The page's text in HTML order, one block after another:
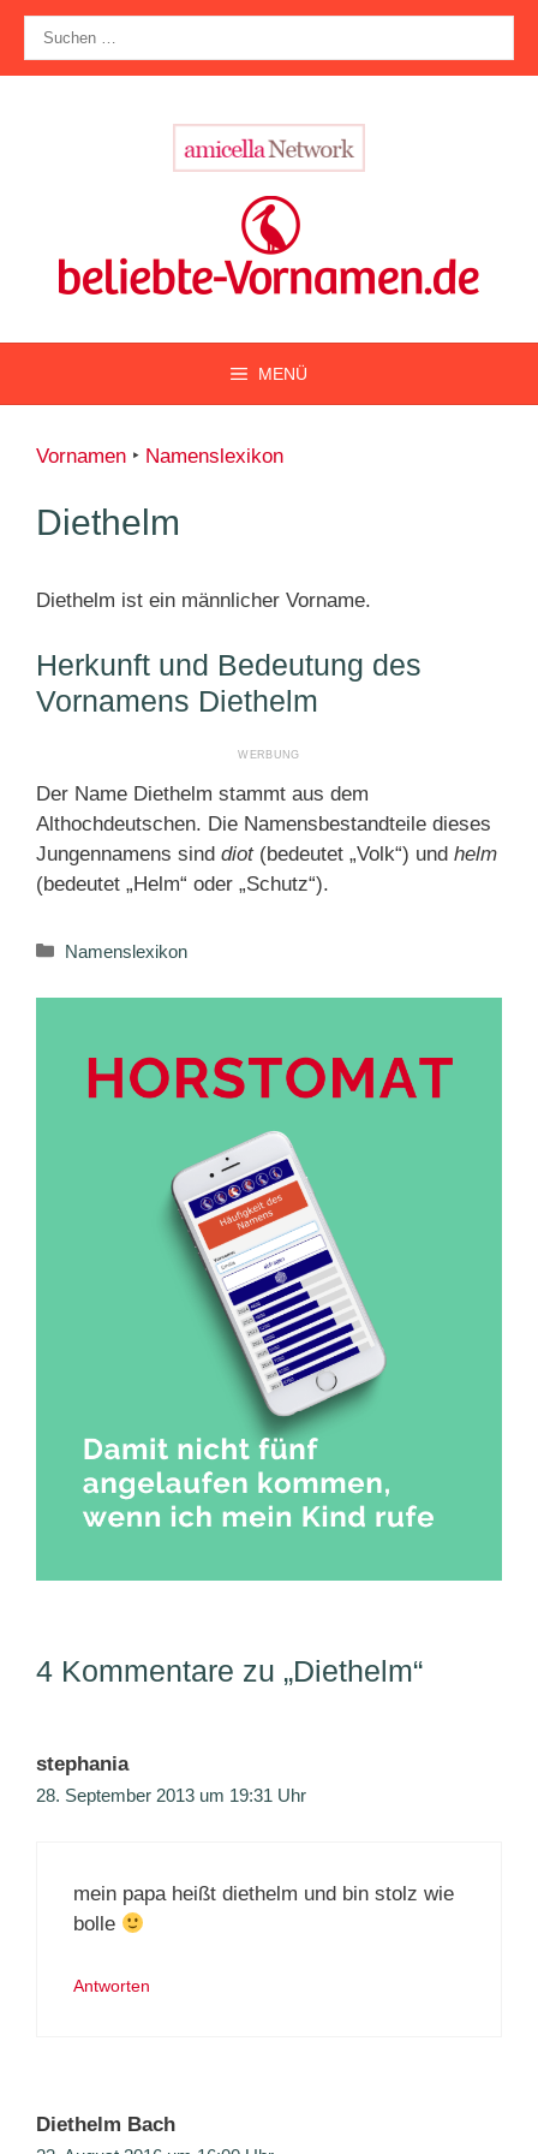
Zum
Inhalt
springen
nach:
MENÜ
Vornamen ‣ Namenslexikon
Diethelm
Diethelm ist ein männlicher Vorname.
Herkunft und Bedeutung des
Vornamens Diethelm
Der Name Diethelm stammt aus dem
Althochdeutschen. Die Namensbestandteile dieses
Jungennamens sind diot(bedeutet „Volk“) und helm
(bedeutet „Helm“ oder „Schutz“).
Kategorien
Namenslexikon
4 Kommentare zu „Diethelm“
stephania
28. September 2013 um 19:31 Uhr
mein papa heißt diethelm und bin stolz wie
bolle
Antworten
Diethelm Bach